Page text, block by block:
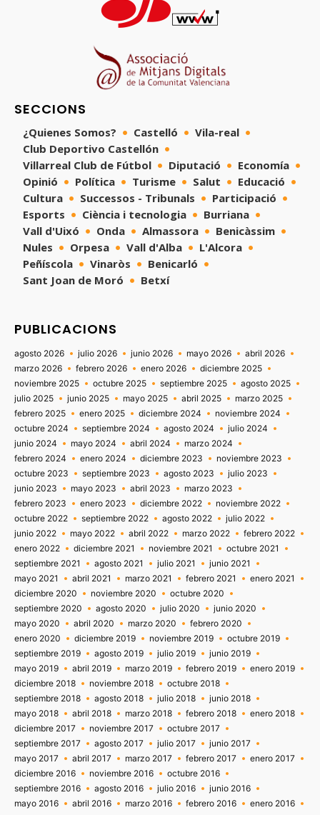
SECCIONS
¿Quienes Somos? Castelló
Vila-real
Club Deportivo Castellón
Villarreal Club de Fútbol
Diputació
Economía
Opinió
Política Turisme Salut
Educació
Cultura
Successos - Tribunals
Participació
Esports
Ciència i tecnologia
Burriana
Vall d'Uixó
Onda Almassora
Benicàssim
Nules
Orpesa Vall d'Alba
L'Alcora
Peñíscola
Vinaròs
Benicarló
Sant Joan de Moró
Betxí
PUBLICACIONS
agosto 2026 julio 2026 junio 2026 mayo 2026
abril 2026
marzo 2026
febrero 2026 enero 2026
diciembre 2025
noviembre 2025
octubre 2025 septiembre 2025
agosto 2025
julio 2025
junio 2025 mayo 2025 abril 2025
marzo 2025
febrero 2025
enero 2025 diciembre 2024
noviembre 2024
octubre 2024
septiembre 2024 agosto 2024
julio 2024
junio 2024
mayo 2024 abril 2024
marzo 2024
febrero 2024
enero 2024 diciembre 2023
noviembre 2023
octubre 2023
septiembre 2023 agosto 2023
julio 2023
junio 2023
mayo 2023 abril 2023
marzo 2023
febrero 2023
enero 2023 diciembre 2022
noviembre 2022
octubre 2022
septiembre 2022 agosto 2022
julio 2022
junio 2022
mayo 2022 abril 2022 marzo 2022
febrero 2022
enero 2022
diciembre 2021 noviembre 2021
octubre 2021
septiembre 2021
agosto 2021 julio 2021
junio 2021
mayo 2021
abril 2021 marzo 2021 febrero 2021
enero 2021
diciembre 2020
noviembre 2020
octubre 2020
septiembre 2020
agosto 2020 julio 2020
junio 2020
mayo 2020
abril 2020 marzo 2020
febrero 2020
enero 2020
diciembre 2019 noviembre 2019
octubre 2019
septiembre 2019
agosto 2019 julio 2019
junio 2019
mayo 2019
abril 2019 marzo 2019 febrero 2019
enero 2019
diciembre 2018
noviembre 2018
octubre 2018
septiembre 2018
agosto 2018 julio 2018
junio 2018
mayo 2018
abril 2018 marzo 2018 febrero 2018
enero 2018
diciembre 2017
noviembre 2017
octubre 2017
septiembre 2017
agosto 2017 julio 2017
junio 2017
mayo 2017
abril 2017 marzo 2017 febrero 2017
enero 2017
diciembre 2016
noviembre 2016
octubre 2016
septiembre 2016
agosto 2016 julio 2016
junio 2016
mayo 2016
abril 2016 marzo 2016 febrero 2016
enero 2016